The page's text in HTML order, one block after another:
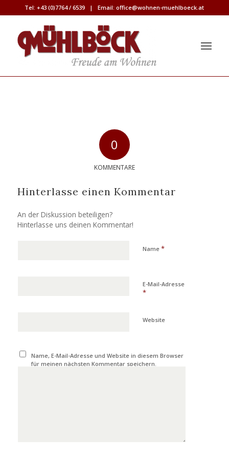
Tel:+43 (0)7764 / 6539 | Email:office@wohnen-muehlboeck.at
0
KOMMENTARE
Hinterlasse einen Kommentar
An der Diskussion beteiligen?
Hinterlasse uns deinen Kommentar!
Name *
E-Mail-Adresse
*
Website
Name, E-Mail-Adresse und Website in diesem Browser
für meinen nächsten Kommentar speichern.